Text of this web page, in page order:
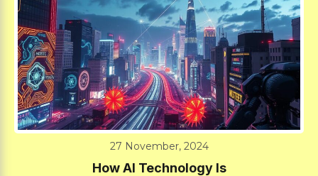
27 November, 2024
How AI Technology Is